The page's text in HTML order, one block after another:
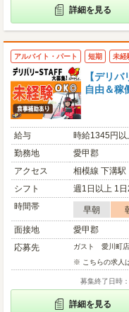
詳細を見る
アルバイト・パート 短期 未経
【デリ
自由＆稼
給与
時給1345円以
勤務地
愛甲郡
アクセス
相模線 下溝駅
シフト
週1日以上 1
時間帯
早朝
面接地
愛甲郡
応募先
ガスト 愛川町
※ こちらの求人
募集終了日時
詳細を見る